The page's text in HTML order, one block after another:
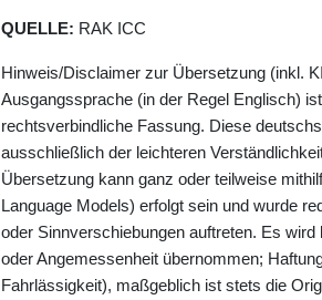
QUELLE: RAK ICC
Hinweis/Disclaimer zur Übersetzung (inkl.
Ausgangssprache (in der Regel Englisch)
rechtsverbindliche Fassung. Diese
ausschließlich der leichteren
Übersetzung kann ganz oder teilweise
Language Models) erfolgt sein und wurde
oder Sinnverschiebungen auftreten. Es
oder Angemessenheit übernommen;
Fahrlässigkeit), maßgeblich ist stets die